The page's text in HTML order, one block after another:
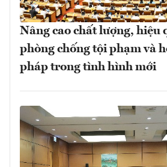
Nâng cao chất lượng, hiệu
phòng chống tội phạm và
pháp trong tình hình mới